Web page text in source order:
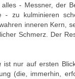
- Messner, der
- zu kulminieren
inneren Kern,
Schmerz. Der
ist nur auf ersten
(die, immerhin,